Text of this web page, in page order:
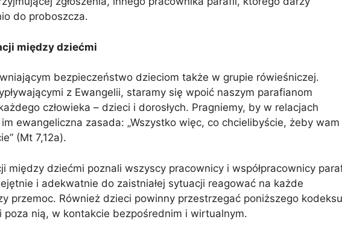
do proboszcza.
między dziećmi
bezpieczeństwo dzieciom także w grupie rówieśniczej.
z Ewangelii, staramy się wpoić naszym parafianom
człowieka – dzieci i dorosłych. Pragniemy, by w relacjach
ewangeliczna zasada: „Wszystko więc, co chcielibyście, żeby wam
(Mt 7,12a).
między dziećmi poznali wszyscy pracownicy i współpracownicy
i adekwatnie do zaistniałej sytuacji reagować na każde
przemoc. Również dzieci powinny przestrzegać poniższego kodeksu
nią, w kontakcie bezpośrednim i wirtualnym.